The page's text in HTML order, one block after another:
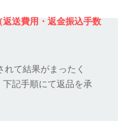
返送費用・返金振込手数
て結果がまったく
記手順にて返品を承